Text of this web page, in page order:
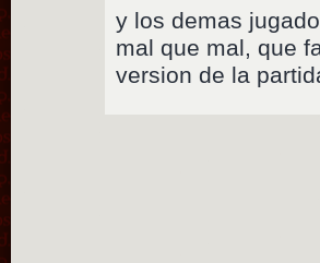
y los demas
mal que mal, que
version de la